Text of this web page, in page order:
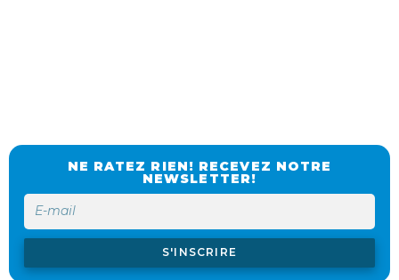
NE RATEZ RIEN! RECEVEZ NOTRE
NEWSLETTER!
S'INSCRIRE